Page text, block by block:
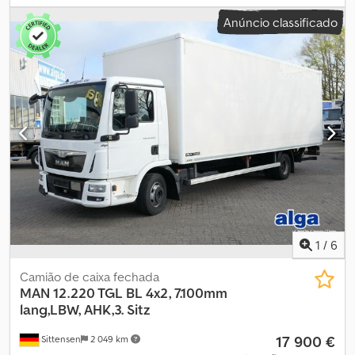
combustível:diesel, tipo de engrenagem:automático, classe de
emissão:
, número de lugares: , comprimento total:9 570
mm, largura total: 2 550 mm, carga admissível no eixo (eixo 1):
5 000 kg
, carga máxima permitida por eixo (eixo 2):9 440 kg, Ano
de fabrico:
2022
, Número de portas: 2 Carga máxima no eixo
dianteiro: 5000 kg Carga máxima no eixo traseiro: 9440 kg
Número de cilindros: 6 Cilindrada do motor: 6.700 cc Dcjdpey Tpc
Ujfx Ap Iek Peso vazio: 6.871 kg Capacidade de carga: 7.129 kg Peso
bruto total: 14.000 kg IVA/imposto diferenciado: IVA dedutível =
Informações da empresa = olá
Anúncio classificado
1 / 6
Sittensen 2 049 km
Camião de caixa fechada
MAN 12.220 TGL BL 4x2, 7.100mm
lang,LBW, AHK,3. Sitz
17 900 €